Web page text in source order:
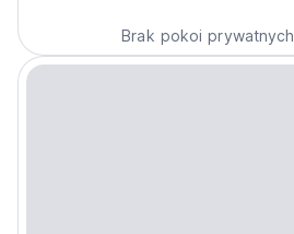
Brak pokoi prywatnych